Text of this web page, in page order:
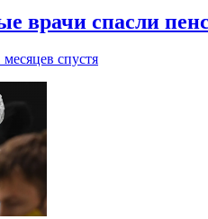
врачи спасли
месяцев спустя